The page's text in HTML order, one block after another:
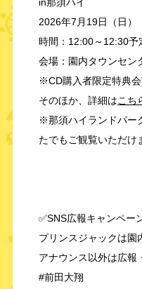
2026年7月19日（日）
時間：12:00～12:30予
会場：園内タウンセン
※CD購入者限定特典
そのほか、詳細はこち
※那須ハイランドパー
たでもご観覧いただけ
✅SNS広報キャンペー
プリンスジャックは園
アナウンス以外は広報
#前田大翔